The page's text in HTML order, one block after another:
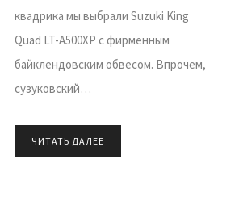
квадрика мы выбрали Suzuki King
Quad LT-А500ХР с фирменным
байклендовским обвесом. Впрочем,
сузуковский…
ЧИТАТЬ ДАЛЕЕ